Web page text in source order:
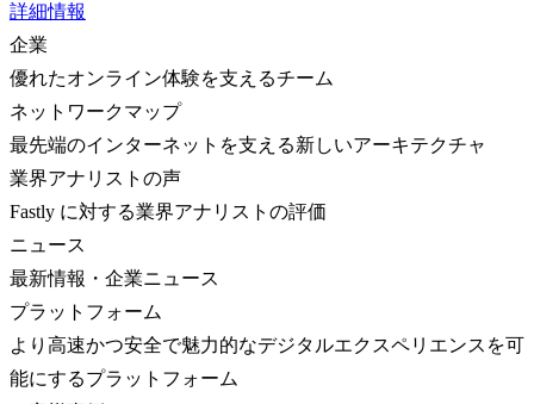
詳細情報
企業
優れたオンライン体験を支えるチーム
ネットワークマップ
最先端のインターネットを支える新しいアーキテクチャ
業界アナリストの声
Fastly に対する業界アナリストの評価
ニュース
最新情報・企業ニュース
プラットフォーム
より高速かつ安全で魅力的なデジタルエクスペリエンスを可
能にするプラットフォーム